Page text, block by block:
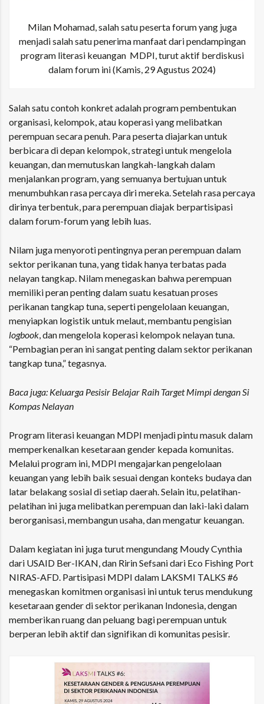
Milan Mohamad, salah satu peserta forum yang juga
menjadi salah satu penerima manfaat dari pendampingan
program literasi keuangan MDPI, turut aktif berdiskusi
dalam forum ini (Kamis, 29 Agustus 2024)
Salah satu contoh konkret adalah program pembentukan
organisasi, kelompok, atau koperasi yang melibatkan
perempuan secara penuh. Para peserta diajarkan untuk
berbicara di depan kelompok, strategi untuk mengelola
keuangan, dan memutuskan langkah-langkah dalam
menjalankan program, yang semuanya bertujuan untuk
menumbuhkan rasa percaya diri mereka. Setelah rasa percaya
dirinya terbentuk, para perempuan diajak berpartisipasi
dalam forum-forum yang lebih luas.
Nilam juga menyoroti pentingnya peran perempuan dalam
sektor perikanan tuna, yang tidak hanya terbatas pada
nelayan tangkap. Nilam menegaskan bahwa perempuan
memiliki peran penting dalam suatu kesatuan proses
perikanan tangkap tuna, seperti pengelolaan keuangan,
menyiapkan logistik untuk melaut, membantu pengisian
logbook , dan mengelola koperasi kelompok nelayan tuna.
“Pembagian peran ini sangat penting dalam sektor perikanan
tangkap tuna,” tegasnya.
Baca juga: Keluarga Pesisir Belajar Raih Target Mimpi dengan Si
Kompas Nelayan
Program literasi keuangan MDPI menjadi pintu masuk dalam
memperkenalkan kesetaraan gender kepada komunitas.
Melalui program ini, MDPI mengajarkan pengelolaan
keuangan yang lebih baik sesuai dengan konteks budaya dan
latar belakang sosial di setiap daerah. Selain itu, pelatihan-
pelatihan ini juga melibatkan perempuan dan laki-laki dalam
berorganisasi, membangun usaha, dan mengatur keuangan.
Dalam kegiatan ini juga turut mengundang Moudy Cynthia
dari USAID Ber-IKAN, dan Ririn Sefsani dari Eco Fishing Port
NIRAS-AFD. Partisipasi MDPI dalam LAKSMI TALKS #6
menegaskan komitmen organisasi ini untuk terus mendukung
kesetaraan gender di sektor perikanan Indonesia, dengan
memberikan ruang dan peluang bagi perempuan untuk
berperan lebih aktif dan signifikan di komunitas pesisir.